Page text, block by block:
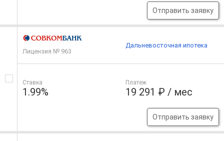
Отправить заявку
Лицензия № 963
Ставка
1.99%
Платеж
19 291 ₽ / мес
Отправить заявку
Дальневосточная ипотека